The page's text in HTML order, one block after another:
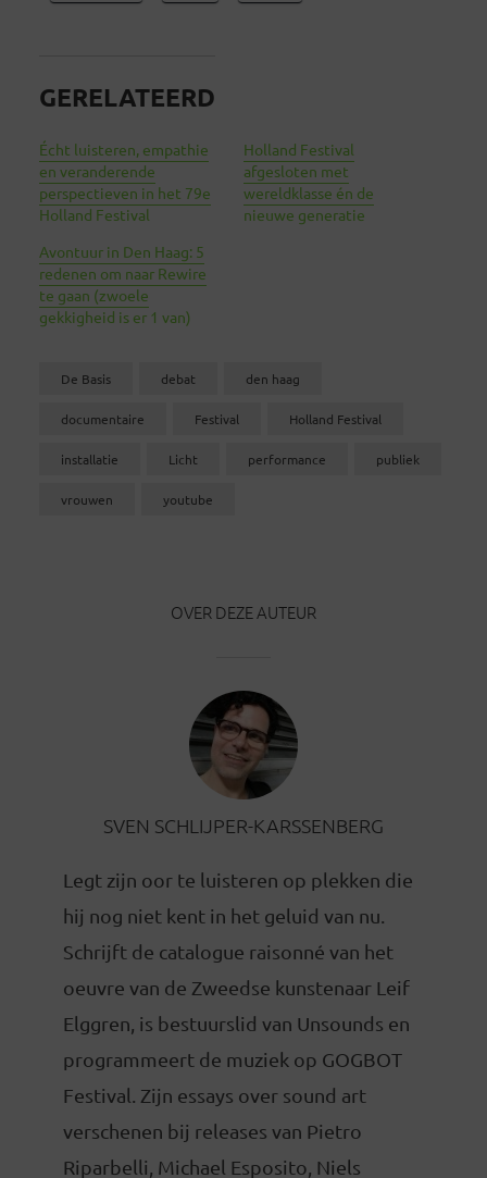
GERELATEERD
Écht luisteren, empathie
en veranderende
perspectieven in het 79e
Holland Festival
Holland Festival
afgesloten met
wereldklasse én de
nieuwe generatie
Avontuur in Den Haag: 5
redenen om naar Rewire
te gaan (zwoele
gekkigheid is er 1 van)
De Basis debat den haag
documentaire Festival Holland Festival
installatie Licht performance publiek
vrouwen youtube
OVER DEZE AUTEUR
SVEN SCHLIJPER-KARSSENBERG
Legt zijn oor te luisteren op plekken die
hij nog niet kent in het geluid van nu.
Schrijft de catalogue raisonné van het
oeuvre van de Zweedse kunstenaar Leif
Elggren, is bestuurslid van Unsounds en
programmeert de muziek op GOGBOT
Festival. Zijn essays over sound art
verschenen bij releases van Pietro
Riparbelli, Michael Esposito, Niels